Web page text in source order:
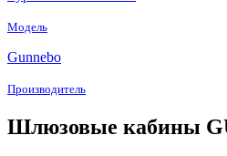
Модель
Gunnebo
Производитель
Шлюзовые кабины